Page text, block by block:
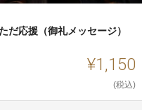
だ応援（御礼メッセージ）
¥1,150
(税込)